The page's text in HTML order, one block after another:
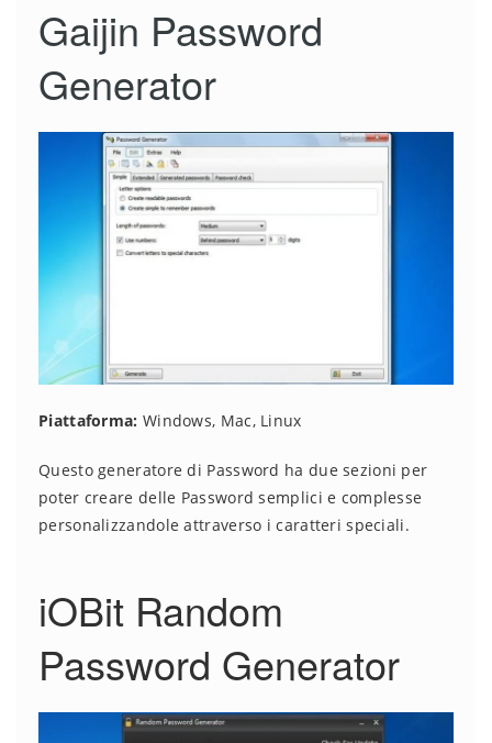
Gaijin Password
Generator
Piattaforma: Windows, Mac, Linux
Questo generatore di Password ha due sezioni per
poter creare delle Password semplici e complesse
personalizzandole attraverso i caratteri speciali.
iOBit Random
Password Generator